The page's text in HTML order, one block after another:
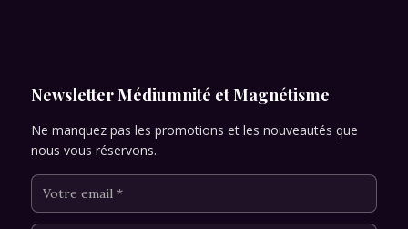
Newsletter Médiumnité et Magnétisme
Ne manquez pas les promotions et les nouveautés que
nous vous réservons.